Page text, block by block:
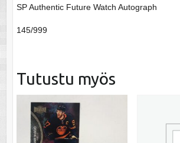
SP Authentic Future Watch Autograph
145/999
Tutustu myös